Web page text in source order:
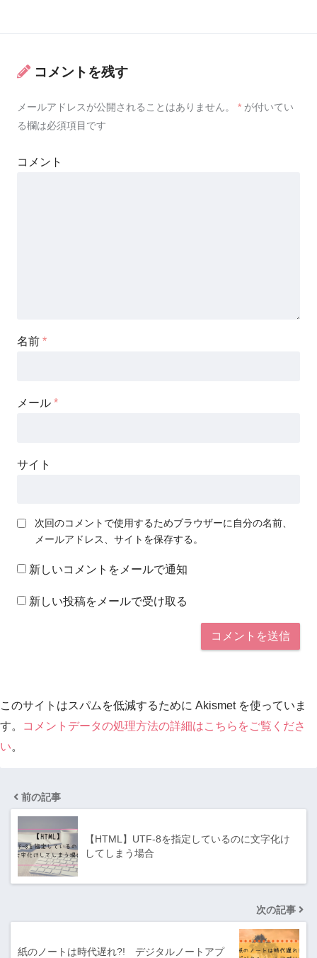
コメントを残す
メールアドレスが公開されることはありません。 * が付いてい
る欄は必須項目です
コメント
名前 *
メール *
サイト
次回のコメントで使用するためブラウザーに自分の名前、
メールアドレス、サイトを保存する。
新しいコメントをメールで通知
新しい投稿をメールで受け取る
このサイトはスパムを低減するために Akismet を使っていま
す。
コメントデータの処理方法の詳細はこちらをご覧くださ
い。
前の記事
【HTML】UTF-8を指定しているのに文字化け
してしまう場合
次の記事
紙のノートは時代遅れ?! デジタルノートアプ